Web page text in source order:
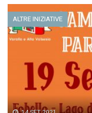
ALTRE INIZIATIVE